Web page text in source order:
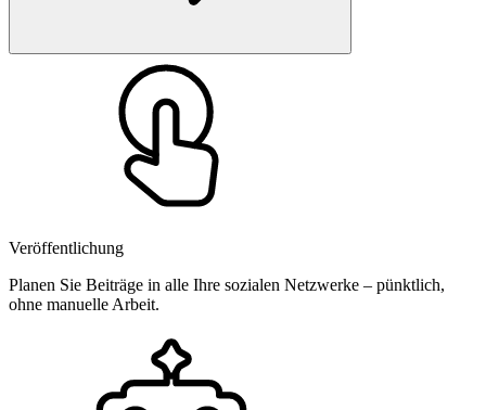
Veröffentlichung
Planen Sie Beiträge in alle Ihre sozialen Netzwerke – pünktlich,
ohne manuelle Arbeit.